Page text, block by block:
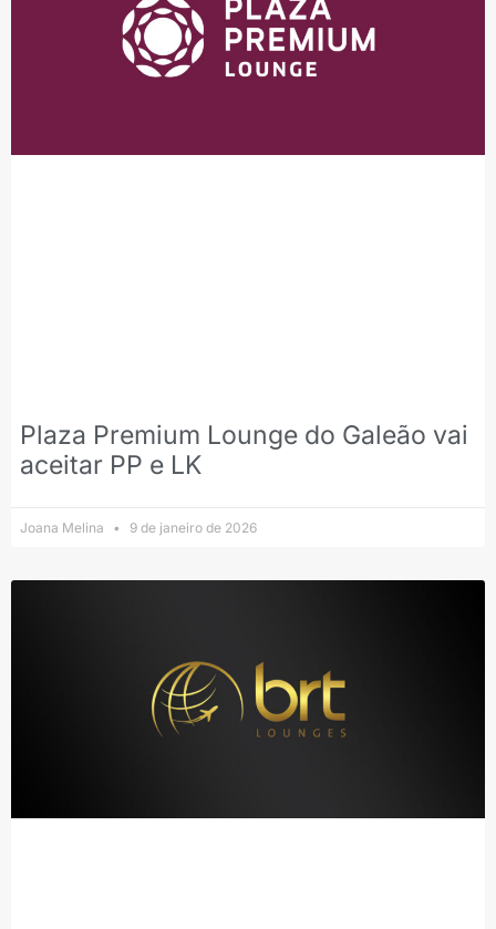
Plaza Premium Lounge do Galeão vai
aceitar PP e LK
Joana Melina 9 de janeiro de 2026